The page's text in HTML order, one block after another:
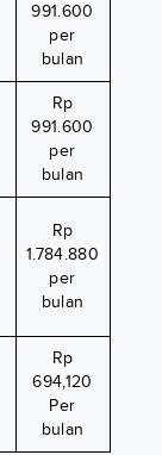
991.600
per
bulan
Rp
991.600
per
bulan
Rp
1.784.880
per
bulan
Rp
694,120
Per
bulan